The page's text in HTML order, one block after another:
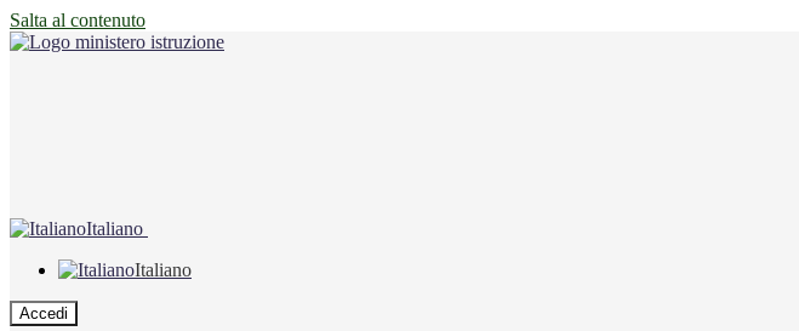
Salta al contenuto
Italiano
Italiano
Accedi